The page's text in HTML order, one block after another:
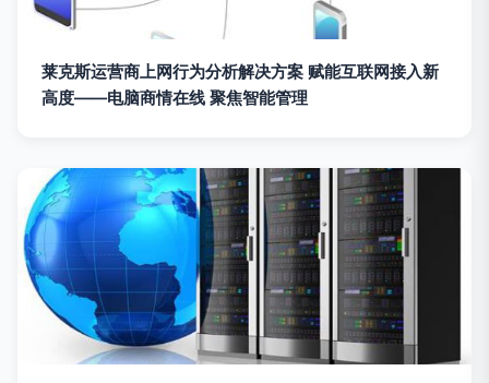
莱克斯运营商上网行为分析解决方案 赋能互联网接入新
高度——电脑商情在线 聚焦智能管理